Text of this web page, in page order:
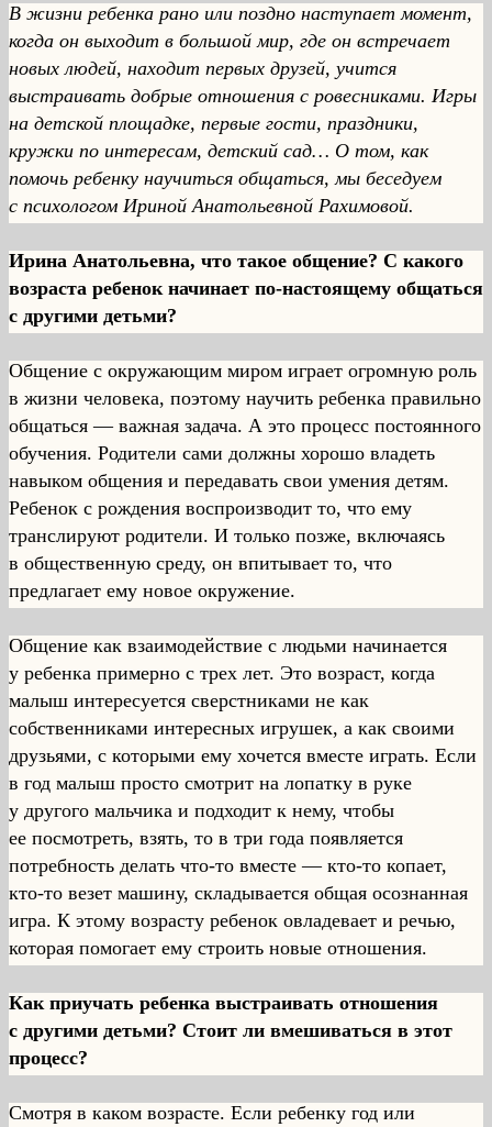
В жизни ребенка рано или поздно наступает момент,
когда он выходит в большой мир, где он встречает
новых людей, находит первых друзей, учится
выстраивать добрые отношения с ровесниками. Игры
на детской площадке, первые гости, праздники,
кружки по интересам, детский сад… О том, как
помочь ребенку научиться общаться, мы беседуем
с психологом Ириной Анатольевной Рахимовой.
Ирина Анатольевна, что такое общение? С какого
возраста ребенок начинает по-настоящему общаться
с другими детьми?
Общение с окружающим миром играет огромную роль
в жизни человека, поэтому научить ребенка правильно
общаться — важная задача. А это процесс постоянного
обучения. Родители сами должны хорошо владеть
навыком общения и передавать свои умения детям.
Ребенок с рождения воспроизводит то, что ему
транслируют родители. И только позже, включаясь
в общественную среду, он впитывает то, что
предлагает ему новое окружение.
Общение как взаимодействие с людьми начинается
у ребенка примерно с трех лет. Это возраст, когда
малыш интересуется сверстниками не как
собственниками интересных игрушек, а как своими
друзьями, с которыми ему хочется вместе играть. Если
в год малыш просто смотрит на лопатку в руке
у другого мальчика и подходит к нему, чтобы
ее посмотреть, взять, то в три года появляется
потребность делать что-то вместе — кто-то копает,
кто-то везет машину, складывается общая осознанная
игра. К этому возрасту ребенок овладевает и речью,
которая помогает ему строить новые отношения.
Как приучать ребенка выстраивать отношения
с другими детьми? Стоит ли вмешиваться в этот
процесс?
Смотря в каком возрасте. Если ребенку год или